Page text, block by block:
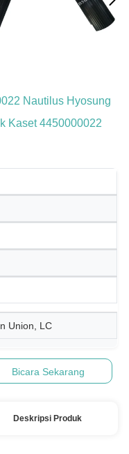
Nautilus Hyosung
Kaset 4450000022
Union, LC
Bicara Sekarang
Deskripsi Produk